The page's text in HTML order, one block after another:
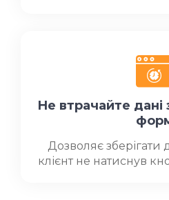
Не втрачайте дані
Дозволяє зберігати
клієнт не натиснув